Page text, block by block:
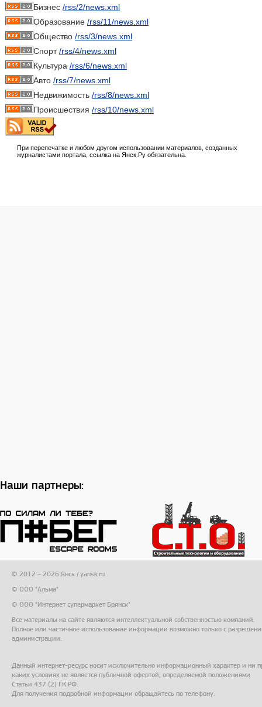
Бизнес /rss/2/news.xml
Образование /rss/11/news.xml
Общество /rss/3/news.xml
Спорт/rss/4/news.xml
Культура /rss/6/news.xml
Авто /rss/7/news.xml
Недвижимость /rss/8/news.xml
Происшествия /rss/10/news.xml
При перепечатке и любом другом использовании материалов, созданных
журналистами портала, ссылка на Янск.Ру обязательна.
Наши партнеры:
© 2012 – 2026 Янск / yansk.ru
© ООО "Альма"
© ООО "Интернет супермаркет Брянск"
Все материалы на сайте являются интеллектуальной собственностью компаний.
Полное или частичное использование информации возможно только с
администрации.
Данный интернет-ресурс носит исключительно информационный характер и ни
каких условиях не является публичной офертой, определяемой положениями
Статьи 437 (2) ГК РФ.
Для получения подробной информации обращайтесь по телефону.